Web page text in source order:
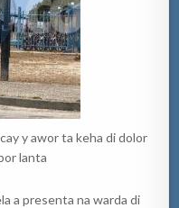
y awor ta keha di dolor
lanta
a presenta na warda di